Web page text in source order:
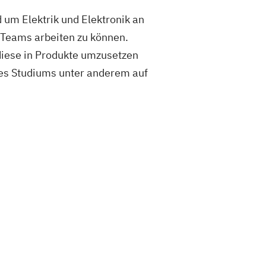
Elektrik und Elektronik an
arbeiten zu können.
in Produkte umzusetzen
Studiums unter anderem auf